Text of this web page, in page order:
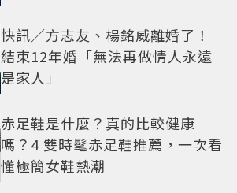
快訊／方志友、楊銘威離婚了！
結束12年婚「無法再做情人永遠
是家人」
赤足鞋是什麼？真的比較健康
嗎？4 雙時髦赤足鞋推薦，一次看
懂極簡女鞋熱潮